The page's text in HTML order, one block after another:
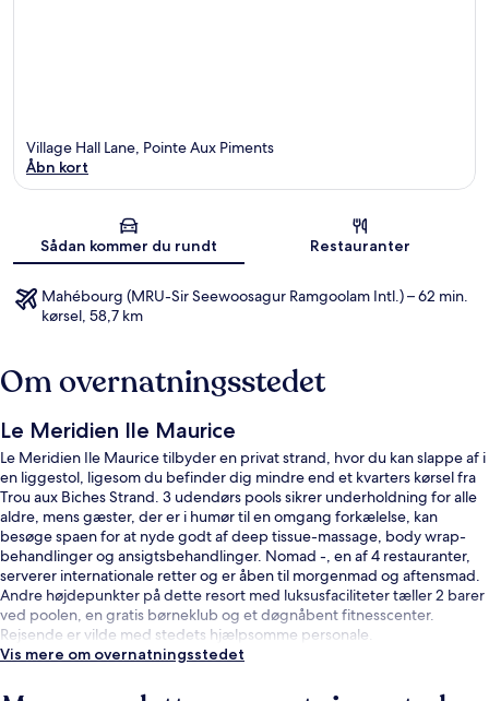
Village Hall Lane, Pointe Aux Piments
Åbn kort
Sådan kommer du rundt Restauranter
Mahébourg (MRU-Sir Seewoosagur Ramgoolam Intl.) – 62 min.
kørsel, 58,7 km
Om overnatningsstedet
Le Meridien Ile Maurice
Le Meridien Ile Maurice tilbyder en privat strand, hvor du kan slappe af i
en liggestol, ligesom du befinder dig mindre end et kvarters kørsel fra
Trou aux Biches Strand. 3 udendørs pools sikrer underholdning for alle
aldre, mens gæster, der er i humør til en omgang forkælelse, kan
besøge spaen for at nyde godt af deep tissue-massage, body wrap-
behandlinger og ansigtsbehandlinger. Nomad -, en af 4 restauranter,
serverer internationale retter og er åben til morgenmad og aftensmad.
Andre højdepunkter på dette resort med luksusfaciliteter tæller 2 barer
ved poolen, en gratis børneklub og et døgnåbent fitnesscenter.
Rejsende er vilde med stedets hjælpsomme personale.
Vis mere om overnatningsstedet